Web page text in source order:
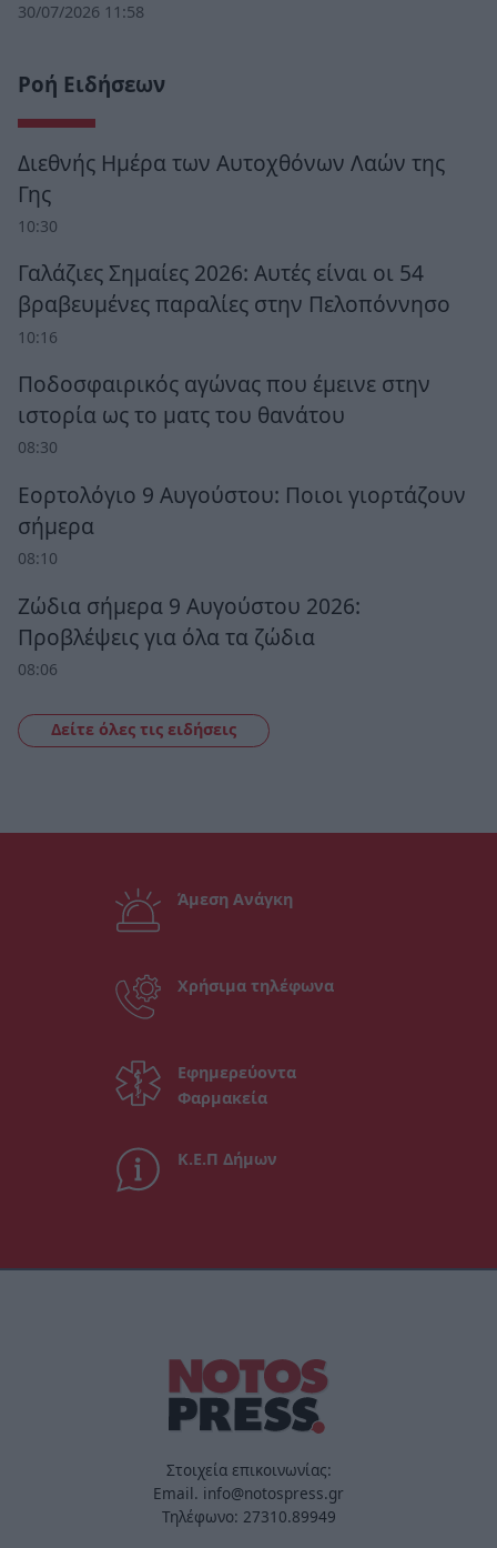
30/07/2026 11:58
Ροή Ειδήσεων
Διεθνής Ημέρα των Αυτοχθόνων Λαών της
Γης
10:30
Γαλάζιες Σημαίες 2026: Αυτές είναι οι 54
βραβευμένες παραλίες στην Πελοπόννησο
10:16
Ποδοσφαιρικός αγώνας που έμεινε στην
ιστορία ως το ματς του θανάτου
08:30
Εορτολόγιο 9 Αυγούστου: Ποιοι γιορτάζουν
σήμερα
08:10
Ζώδια σήμερα 9 Αυγούστου 2026:
Προβλέψεις για όλα τα ζώδια
08:06
Δείτε όλες τις ειδήσεις
Άμεση Ανάγκη
Χρήσιμα τηλέφωνα
Εφημερεύοντα
Φαρμακεία
Κ.Ε.Π Δήμων
Στοιχεία επικοινωνίας:
Email. info@notospress.gr
Τηλέφωνο: 27310.89949